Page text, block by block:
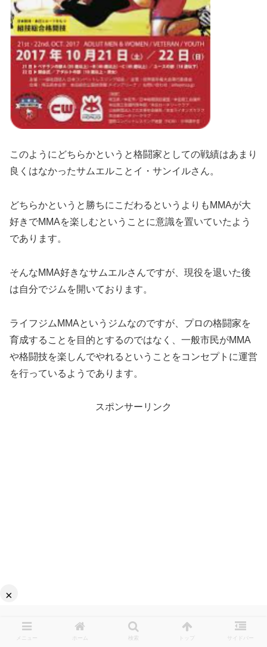
このようにどちらかというと格闘家としての戦績はあまり
良くはなかったサムエルことイ・サンイルさん。
どちらかというと勝ちにこだわるというよりもMMAが大
好きでMMAを楽しむということに意識を置いていたよう
であります。
そんなMMA好きなサムエルさんですが、現役を退いた後
は自分でジムを開いております。
ライフジムMMAというジムなのですが、プロの格闘家を
育成することを目的とするのではなく、一般市民がMMA
や格闘技を楽しんでやれるということをコンセプトに運営
を行っているようであります。
スポンサーリンク
メニュー ホーム 検索 トップ サイドバー
×